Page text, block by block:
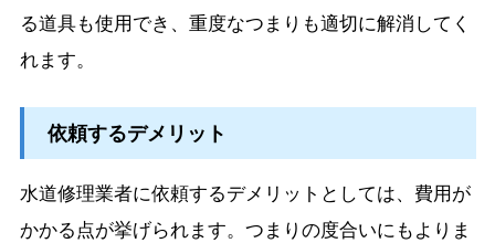
る道具も使用でき、重度なつまりも適切に解消してく
れます。
依頼するデメリット
水道修理業者に依頼するデメリットとしては、費用が
かかる点が挙げられます。つまりの度合いにもよりま